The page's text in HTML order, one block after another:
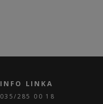
INFO LINKA
035/285 00 18